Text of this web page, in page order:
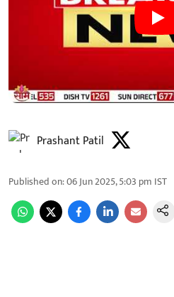
Prashant Patil
Published on:06 Jun 2025, 5:03 pm IST